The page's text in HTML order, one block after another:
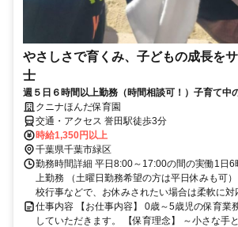
やさしさで育くみ、子どもの成長を
士
週５日６時間以上勤務（時間相談可！）子育て中
クニナほんだ保育園
交通・アクセス 誉田駅徒歩3分
時給1,350円以上
千葉県千葉市緑区
勤務時間詳細 平日8:00～17:00の間の実働1日6
上勤務 （土曜日勤務希望の方は平日休みも可
校行事などで、お休みされたい場合は柔軟に対
仕事内容 【お仕事内容】 0歳～5歳児の保育業
していただきます。 【保育理念】 ～小さな手